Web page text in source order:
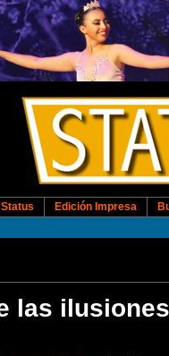
Status Edición Impresa
las ilusiones